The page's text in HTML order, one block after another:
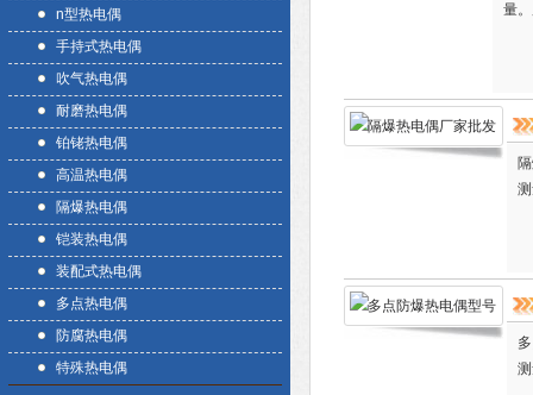
n型热电偶
手持式热电偶
吹气热电偶
耐磨热电偶
铂铑热电偶
高温热电偶
隔爆热电偶
铠装热电偶
装配式热电偶
多点热电偶
防腐热电偶
特殊热电偶
量